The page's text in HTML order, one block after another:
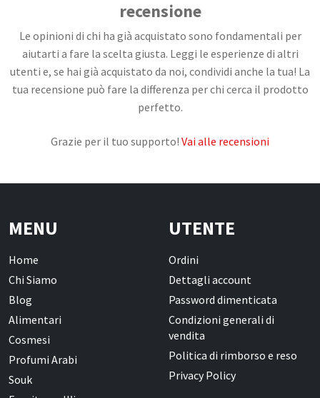
recensione
Le opinioni di chi ha già acquistato sono fondamentali per
aiutarti a fare la scelta giusta. Leggi le esperienze di altri
utenti e, se hai già acquistato da noi, condividi anche la tua! La
tua recensione può fare la differenza per chi cerca il prodotto
perfetto.
Grazie per il tuo supporto! Vai alle recensioni
MENU
Home
Chi Siamo
Blog
Alimentari
Cosmesi
Profumi Arabi
Souk
UTENTE
Ordini
Dettagli account
Password dimenticata
Condizioni generali di
vendita
Politica di rimborso e reso
Privacy Policy